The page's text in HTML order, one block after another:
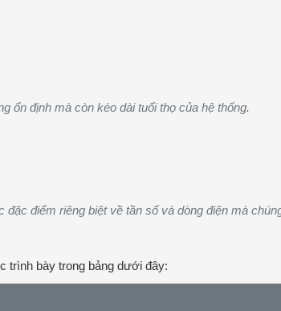
ổn định mà còn kéo dài tuổi thọ của hệ thống.
điểm riêng biệt về tần số và dòng điện mà
trình bày trong bảng dưới đây: